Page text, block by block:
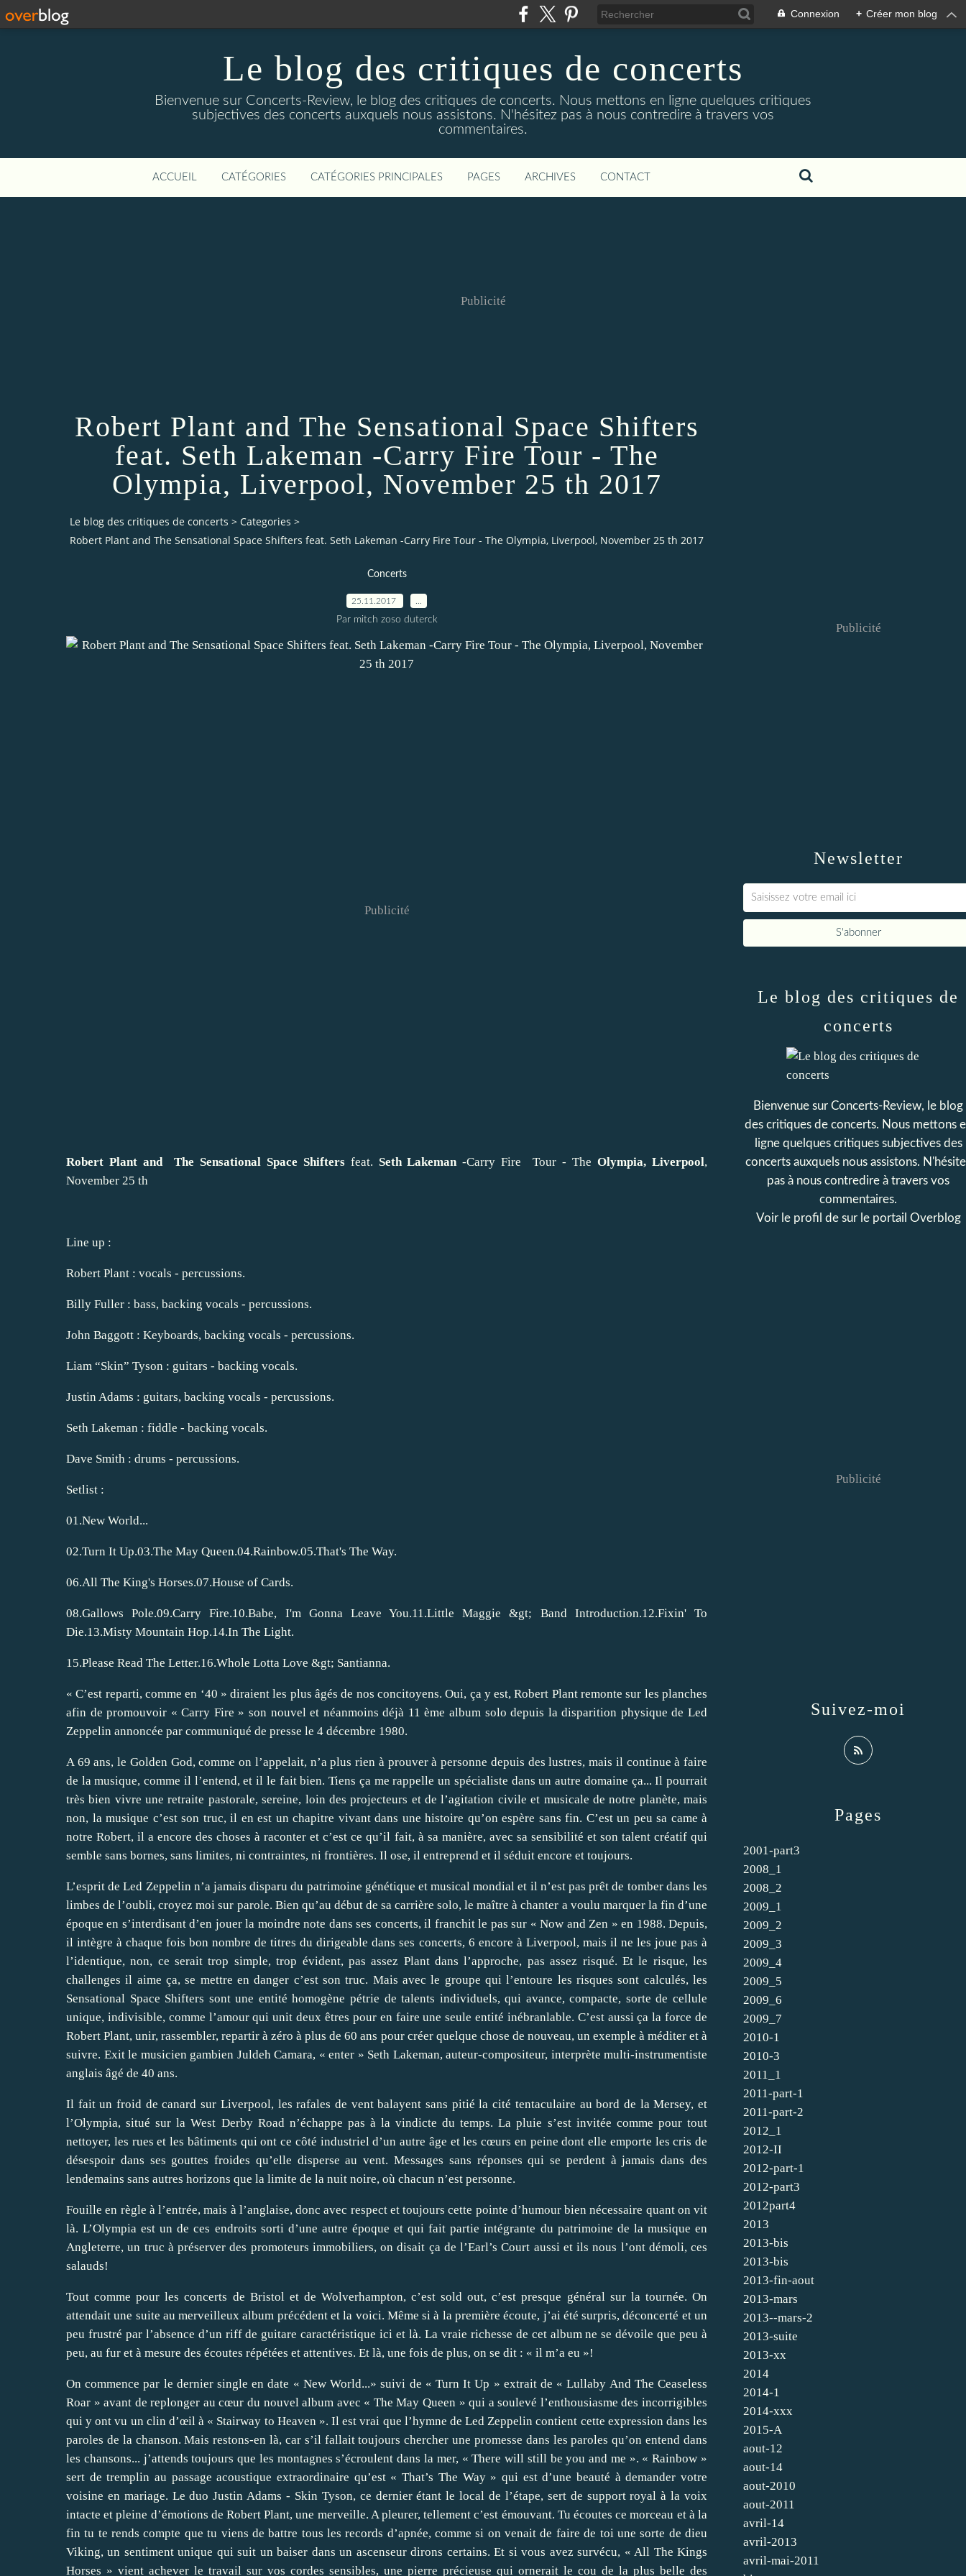
Connexion + Créer mon blog
Le blog des critiques de concerts
Bienvenue sur Concerts-Review, le blog des critiques de concerts. Nous mettons en ligne quelques critiques
subjectives des concerts auxquels nous assistons. N'hésitez pas à nous contredire à travers vos
commentaires.
ACCUEIL CATÉGORIES CATÉGORIES PRINCIPALES PAGES ARCHIVES CONTACT
Publicité
Robert Plant and The Sensational Space Shifters
feat. Seth Lakeman -Carry Fire Tour - The
Olympia, Liverpool, November 25 th 2017
Le blog des critiques de concerts > Categories >
Robert Plant and The Sensational Space Shifters feat. Seth Lakeman -Carry Fire Tour - The Olympia, Liverpool, November 25 th 2017
Concerts
25.11.2017
Par mitch zoso duterck
Publicité
Robert Plant and The Sensational Space Shifters feat. Seth Lakeman-Carry Fire Tour -TheOlympia, Liverpool,
November 25 th
Line up :
Robert Plant : vocals - percussions.
Billy Fuller : bass, backing vocals - percussions.
John Baggott : Keyboards, backing vocals - percussions.
Liam “Skin” Tyson : guitars - backing vocals.
Justin Adams : guitars, backing vocals - percussions.
Seth Lakeman : fiddle - backing vocals.
Dave Smith : drums - percussions.
Setlist :
01.New World...
02.Turn It Up.03.The May Queen.04.Rainbow.05.That's The Way.
06.All The King's Horses.07.House of Cards.
08.Gallows Pole.09.Carry Fire.10.Babe, I'm Gonna Leave You.11.Little Maggie &gt; Band Introduction.12.Fixin' To
Die.13.Misty Mountain Hop.14.In The Light.
15.Please Read The Letter.16.Whole Lotta Love &gt; Santianna.
« C’est reparti, comme en ‘40 » diraient les plus âgés de nos concitoyens. Oui, ça y est, Robert Plant remonte sur les planches
afin de promouvoir « Carry Fire » son nouvel et néanmoins déjà 11 ème album solo depuis la disparition physique de Led
Zeppelin annoncée par communiqué de presse le 4 décembre 1980.
A 69 ans, le Golden God, comme on l’appelait, n’a plus rien à prouver à personne depuis des lustres, mais il continue à faire
de la musique, comme il l’entend, et il le fait bien. Tiens ça me rappelle un spécialiste dans un autre domaine ça... Il pourrait
très bien vivre une retraite pastorale, sereine, loin des projecteurs et de l’agitation civile et musicale de notre planète, mais
non, la musique c’est son truc, il en est un chapitre vivant dans une histoire qu’on espère sans fin. C’est un peu sa came à
notre Robert, il a encore des choses à raconter et c’est ce qu’il fait, à sa manière, avec sa sensibilité et son talent créatif qui
semble sans bornes, sans limites, ni contraintes, ni frontières. Il ose, il entreprend et il séduit encore et toujours.
L’esprit de Led Zeppelin n’a jamais disparu du patrimoine génétique et musical mondial et il n’est pas prêt de tomber dans les
limbes de l’oubli, croyez moi sur parole. Bien qu’au début de sa carrière solo, le maître à chanter a voulu marquer la fin d’une
époque en s’interdisant d’en jouer la moindre note dans ses concerts, il franchit le pas sur « Now and Zen » en 1988. Depuis,
il intègre à chaque fois bon nombre de titres du dirigeable dans ses concerts, 6 encore à Liverpool, mais il ne les joue pas à
l’identique, non, ce serait trop simple, trop évident, pas assez Plant dans l’approche, pas assez risqué. Et le risque, les
challenges il aime ça, se mettre en danger c’est son truc. Mais avec le groupe qui l’entoure les risques sont calculés, les
Sensational Space Shifters sont une entité homogène pétrie de talents individuels, qui avance, compacte, sorte de cellule
unique, indivisible, comme l’amour qui unit deux êtres pour en faire une seule entité inébranlable. C’est aussi ça la force de
Robert Plant, unir, rassembler, repartir à zéro à plus de 60 ans pour créer quelque chose de nouveau, un exemple à méditer et à
suivre. Exit le musicien gambien Juldeh Camara, « enter » Seth Lakeman, auteur-compositeur, interprète multi-instrumentiste
anglais âgé de 40 ans.
Il fait un froid de canard sur Liverpool, les rafales de vent balayent sans pitié la cité tentaculaire au bord de la Mersey, et
l’Olympia, situé sur la West Derby Road n’échappe pas à la vindicte du temps. La pluie s’est invitée comme pour tout
nettoyer, les rues et les bâtiments qui ont ce côté industriel d’un autre âge et les cœurs en peine dont elle emporte les cris de
désespoir dans ses gouttes froides qu’elle disperse au vent. Messages sans réponses qui se perdent à jamais dans des
lendemains sans autres horizons que la limite de la nuit noire, où chacun n’est personne.
Fouille en règle à l’entrée, mais à l’anglaise, donc avec respect et toujours cette pointe d’humour bien nécessaire quant on vit
là. L’Olympia est un de ces endroits sorti d’une autre époque et qui fait partie intégrante du patrimoine de la musique en
Angleterre, un truc à préserver des promoteurs immobiliers, on disait ça de l’Earl’s Court aussi et ils nous l’ont démoli, ces
salauds!
Tout comme pour les concerts de Bristol et de Wolverhampton, c’est sold out, c’est presque général sur la tournée. On
attendait une suite au merveilleux album précédent et la voici. Même si à la première écoute, j’ai été surpris, déconcerté et un
peu frustré par l’absence d’un riff de guitare caractéristique ici et là. La vraie richesse de cet album ne se dévoile que peu à
peu, au fur et à mesure des écoutes répétées et attentives. Et là, une fois de plus, on se dit : « il m’a eu »!
On commence par le dernier single en date « New World...» suivi de « Turn It Up » extrait de « Lullaby And The Ceaseless
Roar » avant de replonger au cœur du nouvel album avec « The May Queen » qui a soulevé l’enthousiasme des incorrigibles
qui y ont vu un clin d’œil à « Stairway to Heaven ». Il est vrai que l’hymne de Led Zeppelin contient cette expression dans les
paroles de la chanson. Mais restons-en là, car s’il fallait toujours chercher une promesse dans les paroles qu’on entend dans
les chansons... j’attends toujours que les montagnes s’écroulent dans la mer, « There will still be you and me ». « Rainbow »
sert de tremplin au passage acoustique extraordinaire qu’est « That’s The Way » qui est d’une beauté à demander votre
voisine en mariage. Le duo Justin Adams - Skin Tyson, ce dernier étant le local de l’étape, sert de support royal à la voix
intacte et pleine d’émotions de Robert Plant, une merveille. A pleurer, tellement c’est émouvant. Tu écoutes ce morceau et à la
fin tu te rends compte que tu viens de battre tous les records d’apnée, comme si on venait de faire de toi une sorte de dieu
Viking, un sentiment unique qui suit un baiser dans un ascenseur dirons certains. Et si vous avez survécu, « All The Kings
Horses » vient achever le travail sur vos cordes sensibles, une pierre précieuse qui ornerait le cou de la plus belle des
Newsletter
Publicité
Pages
2001-part3
2008_1
2008_2
2009_1
2009_2
2009_3
2009_4
2009_5
2009_6
2009_7
2010-1
2010-3
2011_1
2011-part-1
2011-part-2
2012_1
2012-II
2012-part-1
2012-part3
2012part4
2013
2013-bis
2013-bis
2013-fin-aout
2013-mars
2013--mars-2
2013-suite
2013-xx
2014
2014-1
2014-xxx
2015-A
aout-12
aout-14
aout-2010
aout-2011
avril-14
avril-2013
avril-mai-2011
Le blog des critiques de
concerts
Bienvenue sur Concerts-Review, le blog
des critiques de concerts. Nous mettons
ligne quelques critiques subjectives des
concerts auxquels nous assistons.
pas à nous contredire à travers vos
commentaires.
Voir le profil de sur le portail Overblog
Suivez-moi
Publicité